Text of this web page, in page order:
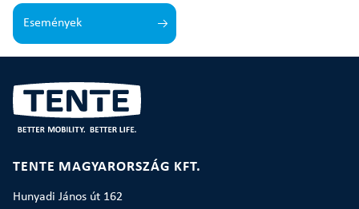
Események
TENTE MAGYARORSZÁG KFT.
Hunyadi János út 162